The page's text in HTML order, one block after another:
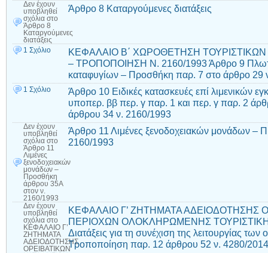
Δεν έχουν
υποβληθεί
σχόλια στο
Άρθρο 8
Καταργούμενες
διατάξεις
Άρθρο 8 Καταργούμενες διατάξεις
1 Σχόλιο
ΚΕΦΑΛΑΙΟ Β΄ ΧΩΡΟΘΕΤΗΣΗ
– ΤΡΟΠΟΠΟΙΗΣΗ Ν. 2160/1993 Άρθρο 9
καταφυγίων – Προσθήκη παρ. 7 στο άρθρο 29
1 Σχόλιο
Άρθρο 10 Ειδικές κατασκευές επί λιμενικών
υποπερ. ββ περ. γ παρ. 1 και περ. γ παρ. 2
άρθρου 34 ν. 2160/1993
Δεν έχουν
υποβληθεί
σχόλια στο
Άρθρο 11
Λιμένες
ξενοδοχειακών
μονάδων –
Προσθήκη
άρθρου 35Α
στον ν.
2160/1993
Άρθρο 11 Λιμένες ξενοδοχειακών μονάδων –
2160/1993
Δεν έχουν
υποβληθεί
σχόλια στο
ΚΕΦΑΛΑΙΟ Γ’
ΖΗΤΗΜΑΤΑ
ΑΔΕΙΟΔΟΤΗΣΗΣ
ΟΡΕΙΒΑΤΙΚΩΝ
ΚΕΦΑΛΑΙΟ Γ’ ΖΗΤΗΜΑΤΑ ΑΔΕΙΟΔΟΤΗΣΗΣ
ΠΕΡΙΟΧΩΝ ΟΛΟΚΛΗΡΩΜΕΝΗΣ
Διατάξεις για τη συνέχιση της λειτουργίας
Τροποποίηση παρ. 12 άρθρου 52 ν. 4280/2014